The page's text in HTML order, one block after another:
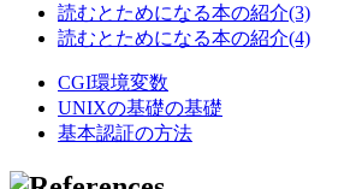
読むとためになる本の紹介(3)
読むとためになる本の紹介(4)
CGI環境変数
UNIXの基礎の基礎
基本認証の方法